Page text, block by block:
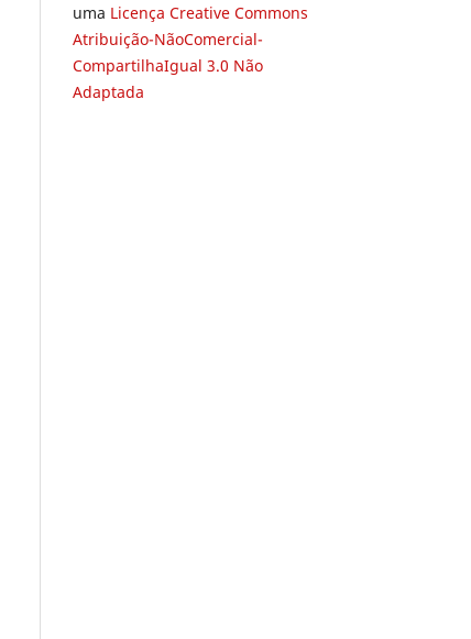
uma Licença Creative Commons
Atribuição-NãoComercial-
CompartilhaIgual 3.0 Não
Adaptada